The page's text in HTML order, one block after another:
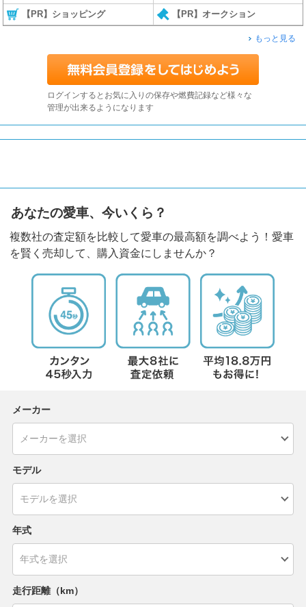
【PR】ショッピング 【PR】オークション
もっと見る
ログインするとお気に入りの保存や燃費記録など様々な
管理が出来るようになります
あなたの愛車、今いくら？
複数社の査定額を比較して愛車の最高額を調べよう！愛車
を賢く売却して、購入資金にしませんか？
メーカー
モデル
年式
走行距離（km）